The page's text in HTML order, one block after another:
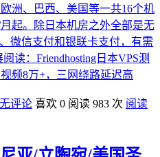
洲、巴西、美国等一共16个机
起。除日本机房之外全部是无
微信支付和银联卡支付，有需
读：Friendhosting日本VPS测
频8万+，三网绕路延迟高
评论 喜欢 0 阅读 983 次 阅读